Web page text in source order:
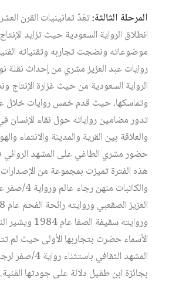
المرحلة الثالثة:تعَدّ ثمانينيات القرن
انطلاق الرواية السعودية حيث تزايد
موضوعاته ونضجت تجاربه وتقنياته
روايات عبد العزيز مشري من إحداث نقلة
الرواية السعودية من حيث غزارة الإنتاج
وتماسكها، حيث قدم خمس روايات خلال
تدور مضامين رواياته حول نقاء الإنسان
والعلاقة بين القرية والمدينة والانتماء
حضور مشري الطاغي على المشهد الروائي
هذه الفترة تميزت بمجموعة من
وروايته سقيفة الصفا عام 1984 ويشير النعمي‏
الأسماء حضرت بتجاربها الأولى حيث لم
المشهد الثقافي
بجائزة ابن طفيل دلالة على جودتها الفنية.